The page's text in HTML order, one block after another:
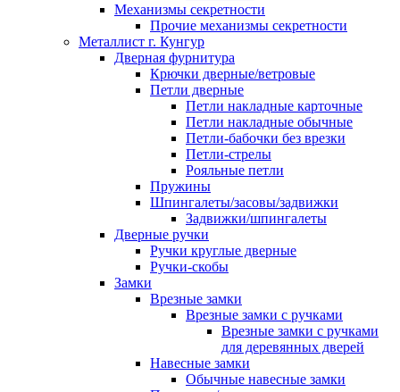
Механизмы секретности
Прочие механизмы секретности
Металлист г. Кунгур
Дверная фурнитура
Крючки дверные/ветровые
Петли дверные
Петли накладные карточные
Петли накладные обычные
Петли-бабочки без врезки
Петли-стрелы
Рояльные петли
Пружины
Шпингалеты/засовы/задвижки
Задвижки/шпингалеты
Дверные ручки
Ручки круглые дверные
Ручки-скобы
Замки
Врезные замки
Врезные замки с ручками
Врезные замки с ручками
для деревянных дверей
Навесные замки
Обычные навесные замки